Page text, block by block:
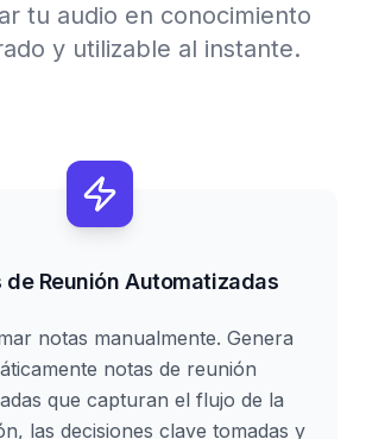
tu audio en conocimiento
y utilizable al instante.
de Reunión Automatizadas
notas manualmente. Genera
notas de reunión
que capturan el flujo de la
las decisiones clave tomadas y